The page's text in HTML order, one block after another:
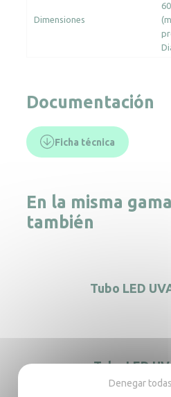
Dimensiones
Documentación
Ficha técnica
En la misma
también
Tubo LED
Tubo LED
Denegar